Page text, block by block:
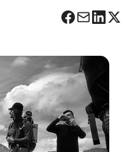
F
c
e
b
o
k
C
r
r
e
L
n
I
n
X